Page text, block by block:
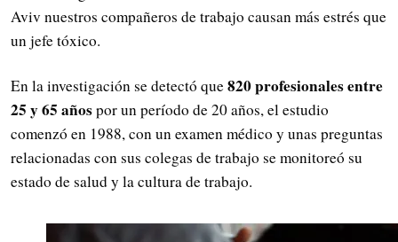
Aviv nuestros compañeros de trabajo causan más estrés que
un jefe tóxico.
En la investigación se detectó que820 profesionales entre
25 y 65 añospor un período de 20 años, el estudio
comenzó en 1988, con un examen médico y unas preguntas
relacionadas con sus colegas de trabajo se monitoreó su
estado de salud y la cultura de trabajo.